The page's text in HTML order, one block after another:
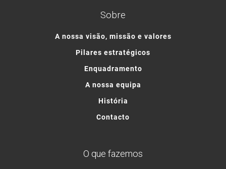
Sobre
A nossa visão, missão e valores
Pilares estratégicos
Enquadramento
A nossa equipa
História
Contacto
O que fazemos